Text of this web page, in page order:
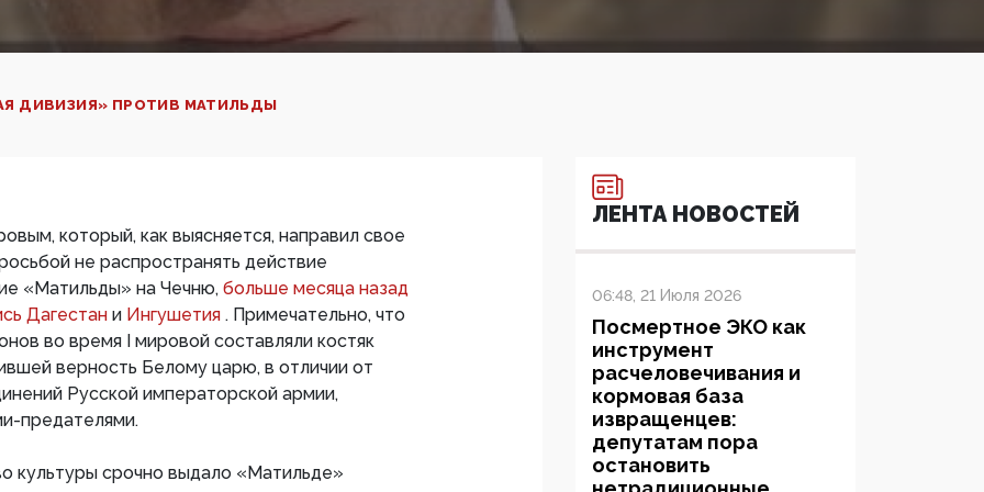
ДИВИЗИЯ» ПРОТИВ МАТИЛЬДЫ
который, как выясняется, направил свое
не распространять действие
«Матильды» на Чечню, больше месяца назад
Дагестан и Ингушетия . Примечательно, что
во время I мировой составляли костяк
верность Белому царю, в отличии от
Русской императорской армии,
предателями.
культуры срочно выдало «Матильде»
ЛЕНТА НОВОСТЕЙ
06:48, 21 Июля 2026
Посмертное ЭКО как
инструмент
расчеловечивания и
кормовая база
извращенцев:
депутатам пора
остановить